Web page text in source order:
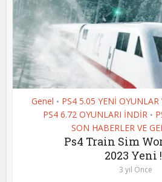
Genel • PS4 5.05 YENİ OYUNLAR
PS4 6.72 OYUNLARI İNDİR •
SON HABERLER VE
Ps4 Train Sim
2023 Yeni
3 yıl Önce